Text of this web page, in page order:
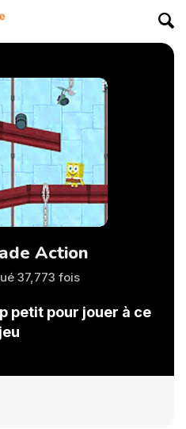
Action
37,773 fois
petit pour jouer à ce
jeu